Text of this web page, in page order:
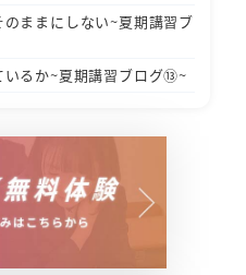
のままにしない~夏期講習ブ
いるか~夏期講習ブログ⑬~